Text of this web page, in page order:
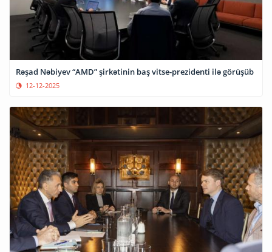
Rəşad Nəbiyev “AMD” şirkətinin baş vitse-prezidenti ilə görüşüb
12-12-2025